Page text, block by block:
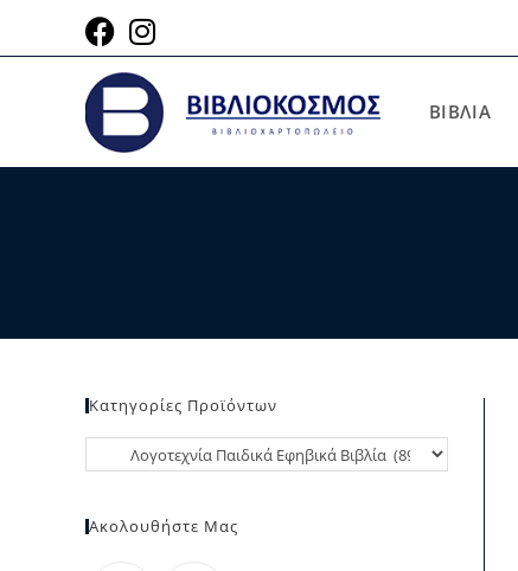
ΒΙΒΛΙΑ
Κατηγορίες Προϊόντων
Ακολουθήστε Μας